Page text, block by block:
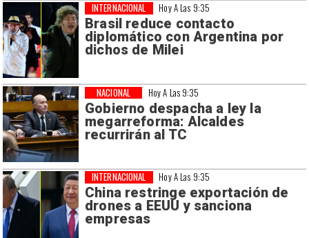
Hoy A Las 9:35
Brasil reduce contacto
diplomático con Argentina por
dichos de Milei
INTERNACIONAL
Hoy A Las 9:35
Gobierno despacha a ley la
megarreforma: Alcaldes
recurrirán al TC
NACIONAL
Hoy A Las 9:35
China restringe exportación de
drones a EEUU y sanciona
empresas
INTERNACIONAL